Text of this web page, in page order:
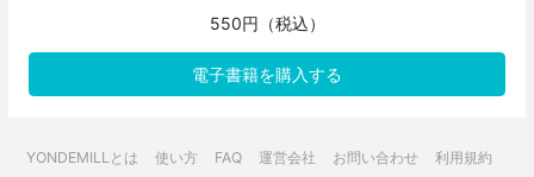
550円（税込）
電子書籍を購入する
YONDEMILLとは 使い方 FAQ 運営会社 お問い合わせ
利用規約